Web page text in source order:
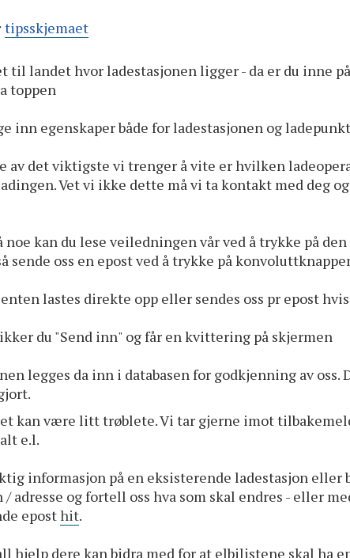
tipsskjemaet
til landet hvor ladestasjonen ligger - da er du inne
toppen
inn egenskaper både for ladestasjonen og
av det viktigste vi trenger å vite er hvilken
Vet vi ikke dette må vi ta kontakt med deg
noe kan du lese veiledningen vår ved å trykke på
sende oss en epost ved å trykke på
lastes direkte opp eller sendes oss pr epost
du "Send inn" og får en kvittering på skjermen
legges da inn i databasen for godkjenning av oss.
kan være litt trøblete. Vi tar gjerne imot
e.l.
informasjon på en eksisterende ladestasjon eller
/ adresse og fortell oss hva som skal endres - eller
eposthit.
hjelp dere kan bidra med for at elbilistene skal ha